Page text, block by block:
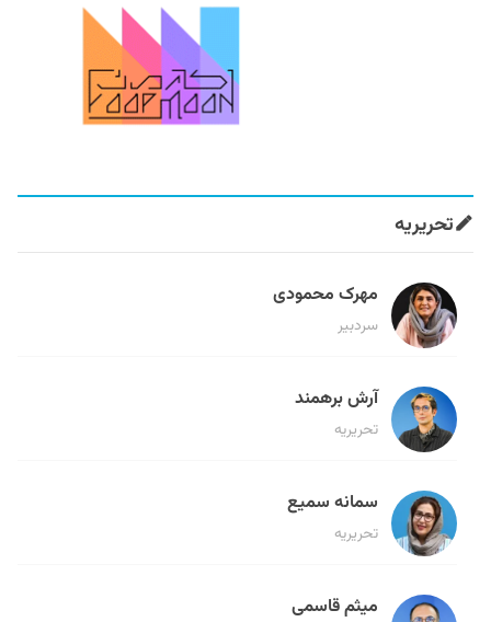
تحریریه
مهرک محمودی
سردبیر
آرش برهمند
تحریریه
سمانه سمیع
تحریریه
میثم قاسمی